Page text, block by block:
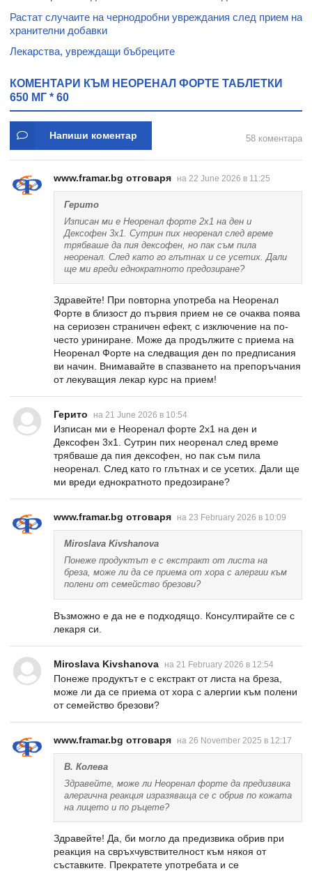
Растат случаите на чернодробни увреждания след прием на
хранителни добавки
Лекарства, увреждащи бъбреците
КОМЕНТАРИ КЪМ НЕОРЕНАЛ ФОРТЕ ТАБЛЕТКИ
650 МГ * 60
Напиши коментар 58 коментара
www.framar.bg отговаря на 22 June 2026 в 11:25
Герито
Изписан ми е Неоренал форте 2х1 на ден и
Дексофен 3х1. Сутрин пих неоренал след време
трябваше да пия дексофен, но пак съм пила
неоренал. След като го глътнах и се усетих. Дали
ще ми вреди еднократното предозиране?
Здравейте! При повторна употреба на Неоренал
Форте в близост до първия прием не се очаква поява
на сериозен страничен ефект, с изключение на по-
често уриниране. Може да продължите с приема на
Неоренал Форте на следващия ден по предписания
ви начин. Внимавайте в спазването на препоръчания
от лекуващия лекар курс на прием!
Герито на 21 June 2026 в 10:54
Изписан ми е Неоренал форте 2х1 на ден и
Дексофен 3х1. Сутрин пих неоренал след време
трябваше да пия дексофен, но пак съм пила
неоренал. След като го глътнах и се усетих. Дали ще
ми вреди еднократното предозиране?
www.framar.bg отговаря на 23 February 2026 в 10:09
Miroslava Kivshanova
Понеже продуктът е с екстракт от листа на
бреза, може ли да се приема от хора с алергии към
полени от семейство брезови?
Възможно е да не е подходящо. Консултирайте се с
лекаря си.
Miroslava Kivshanova на 21 February 2026 в 12:54
Понеже продуктът е с екстракт от листа на бреза,
може ли да се приема от хора с алергии към полени
от семейство брезови?
www.framar.bg отговаря на 26 November 2025 в 12:17
В. Колева
Здравейте, може ли Неоренал форте да предизвика
алергична реакция изразяваща се с обрив по кожата
на лицето и по ръцете?
Здравейте! Да, би могло да предизвика обрив при
реакция на свръхчувствителност към някоя от
съставките. Прекратете употребата и се